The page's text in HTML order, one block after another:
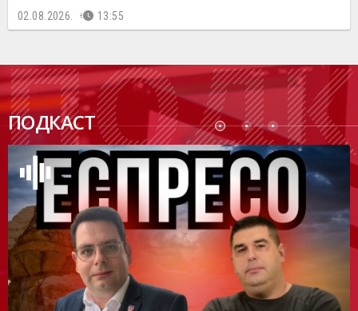
02.08.2026. 13:55
ПОДКАСТ
ПОДК
АСТ